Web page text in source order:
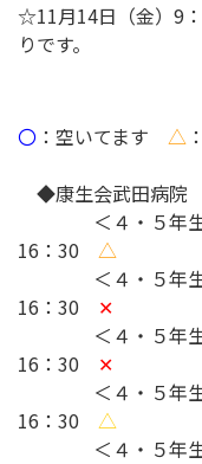
☆11月14日（金）9
りです。
〇 ：空いてます △
◆康生会武田病院
＜４・５年生
16：30 △
＜４・５年生対
16：30 ✕
＜４・５年生対
16：30 ✕
＜４・５年生対
16：30 △
＜４・５年生